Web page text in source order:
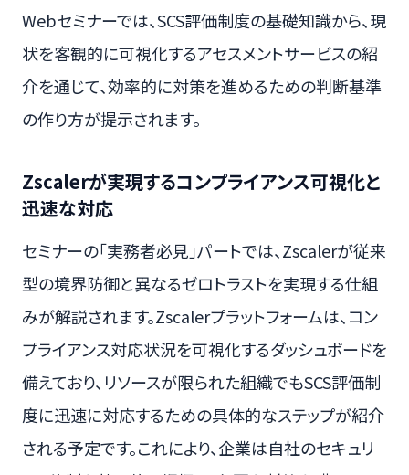
Webセミナーでは、SCS評価制度の基礎知識から、現
状を客観的に可視化するアセスメントサービスの紹
介を通じて、効率的に対策を進めるための判断基準
の作り方が提示されます。
Zscalerが実現するコンプライアンス可視化と
迅速な対応
セミナーの「実務者必見」パートでは、Zscalerが従来
型の境界防御と異なるゼロトラストを実現する仕組
みが解説されます。Zscalerプラットフォームは、コン
プライアンス対応状況を可視化するダッシュボードを
備えており、リソースが限られた組織でもSCS評価制
度に迅速に対応するための具体的なステップが紹介
される予定です。これにより、企業は自社のセキュリ